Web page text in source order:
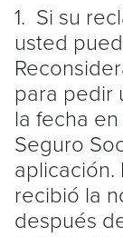
1. Si su
usted
para pedir
la fecha
Seguro
aplicación.
recibió la
después